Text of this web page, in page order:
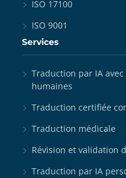
ISO 17100
ISO 9001
Services
Traduction par IA
humaines
Traduction certifiée
Traduction médicale
Révision et validation
Traduction par IA